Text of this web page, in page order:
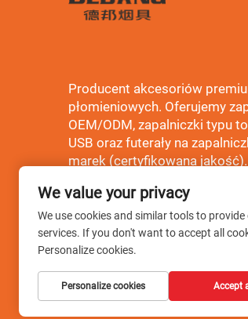
Producent akcesoriów
płomieniowych. Oferujemy
OEM/ODM, zapalniczki typu
USB oraz futerały na
marek (certyfikowana jakość).
Copyright © Wenzhou
We value your privacy
We use cookies and similar tools to provide
services. If you don't want to accept all
Personalize cookies.
Personalize cookies Accept